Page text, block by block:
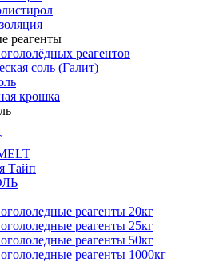
реагенты
реагентов
соль (Галит)
крошка
Тайп
реагенты 20кг
реагенты 25кг
реагенты 50кг
реагенты 1000кг